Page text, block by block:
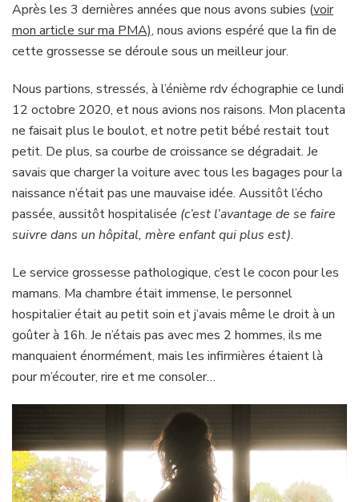
Après les 3 dernières années que nous avons subies (voir
mon article sur ma PMA), nous avions espéré que la fin de
cette grossesse se déroule sous un meilleur jour.
Nous partions, stressés, à l’énième rdv échographie ce lundi
12 octobre 2020, et nous avions nos raisons. Mon placenta
ne faisait plus le boulot, et notre petit bébé restait tout
petit. De plus, sa courbe de croissance se dégradait. Je
savais que charger la voiture avec tous les bagages pour la
naissance n’était pas une mauvaise idée. Aussitôt l’écho
passée, aussitôt hospitalisée (c’est l’avantage de se faire
suivre dans un hôpital, mère enfant qui plus est).
Le service grossesse pathologique, c’est le cocon pour les
mamans. Ma chambre était immense, le personnel
hospitalier était au petit soin et j’avais même le droit à un
goûter à 16h. Je n’étais pas avec mes 2 hommes, ils me
manquaient énormément, mais les infirmières étaient là
pour m’écouter, rire et me consoler…